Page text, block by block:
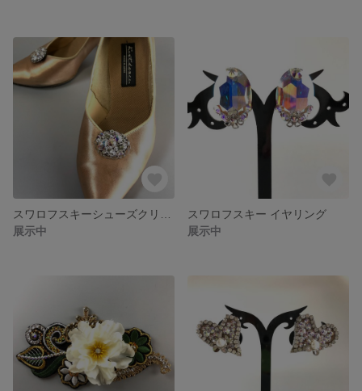
展示中
スワロフスキー イヤリング
展示中